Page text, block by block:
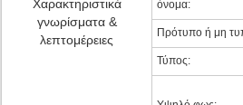
Χαρακτηριστικά
γνωρίσματα &
λεπτομέρειες
όνομα:
Πρότυπο ή μη
Τύπος: